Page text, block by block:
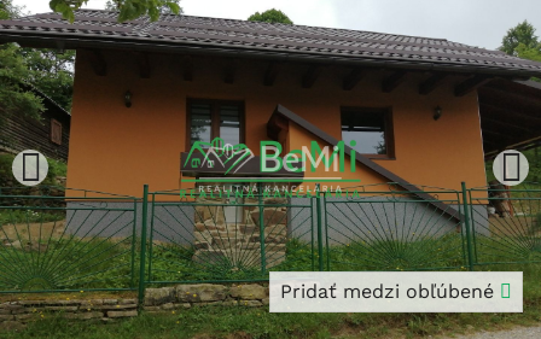
Pridať medzi obľúbené